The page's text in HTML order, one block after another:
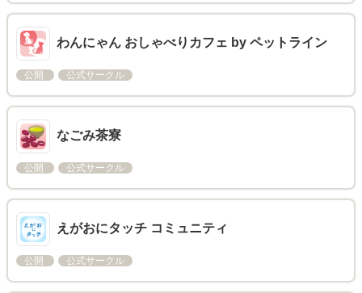
わんにゃん おしゃべりカフェ by ペットライン
公開 公式サークル
なごみ茶寮
公開 公式サークル
えがおにタッチ コミュニティ
公開 公式サークル